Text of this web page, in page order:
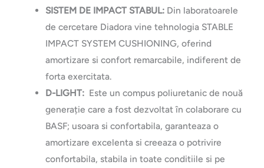
SISTEM DE IMPACT STABUL:Din laboratoarele
de cercetare Diadora vine tehnologia STABLE
IMPACT SYSTEM CUSHIONING, oferind
amortizare si confort remarcabile, indiferent de
forta exercitata.
D-LIGHT: Este un compus poliuretanic de nouă
generație care a fost dezvoltat în colaborare cu
BASF; usoara si confortabila, garanteaza o
amortizare excelenta si creeaza o potrivire
confortabila, stabila in toate conditiile si pe